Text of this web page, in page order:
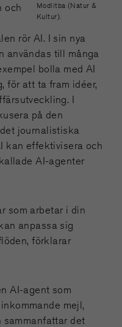
Modlitba (Natur &
Kultur).
och
rör AI. I sin nya
användas till många
bolla med AI
för att ta fram idéer,
I
på den
journalistiska
kan effektivisera och
AI-agenter
som arbetar i din
anpassa sig
förklarar
AI-agent som
mejl,
det